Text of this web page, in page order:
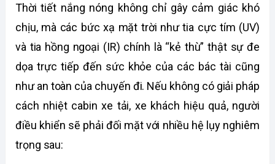
Thời tiết nắng nóng không chỉ gây cảm giác khó
chịu, mà các bức xạ mặt trời như tia cực tím (UV)
và tia hồng ngoại (IR) chính là “kẻ thù” thật sự đe
dọa trực tiếp đến sức khỏe của các bác tài cũng
như an toàn của chuyến đi. Nếu không có giải pháp
cách nhiệt cabin xe tải, xe khách hiệu quả, người
điều khiển sẽ phải đối mặt với nhiều hệ lụy nghiêm
trọng sau: